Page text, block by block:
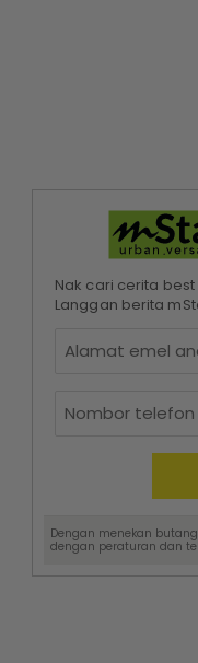
Nak cari cerita
Langgan berita
Dengan menekan
dengan peraturan dan